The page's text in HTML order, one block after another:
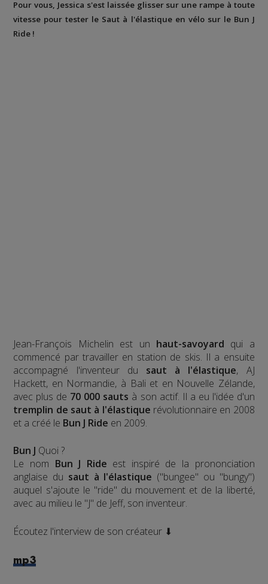
Pour vous, Jessica s'est laissée glisser sur une rampe à toute
vitesse pour tester le Saut à l'élastique en vélo sur le Bun J
Ride !
Jean-François Michelin est un haut-savoyard qui a
commencé par travailler en station de skis. Il a ensuite
accompagné l'inventeur du saut à l'élastique, AJ
Hackett, en Normandie, à Bali et en Nouvelle Zélande,
avec plus de 70 000 sauts à son actif. Il a eu l'idée d'un
tremplin de saut à l'élastique révolutionnaire en 2008
et a créé le Bun J Ride en 2009.
Bun J Quoi ?
Le nom Bun J Ride est inspiré de la prononciation
anglaise du saut à l'élastique ("bungee" ou "bungy")
auquel s'ajoute le "ride" du mouvement et de la liberté,
avec au milieu le "J" de Jeff, son inventeur.
Écoutez l'interview de son créateur ⬇
mp3